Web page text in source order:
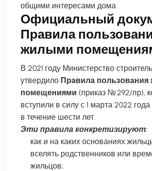
общими интересами дома.
Официальный
Правила
жилыми
В 2021 году Министерство
утвердило Правила
помещениями (приказ № 292/пр),
вступили в силу с 1 марта 2022
в течение шести лет.
Эти правила конкретизируют:
как и на каких основаниях
вселять родственников или
жильцов;